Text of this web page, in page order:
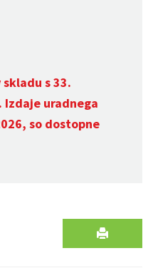
s 33.
Izdaje uradnega
so dostopne